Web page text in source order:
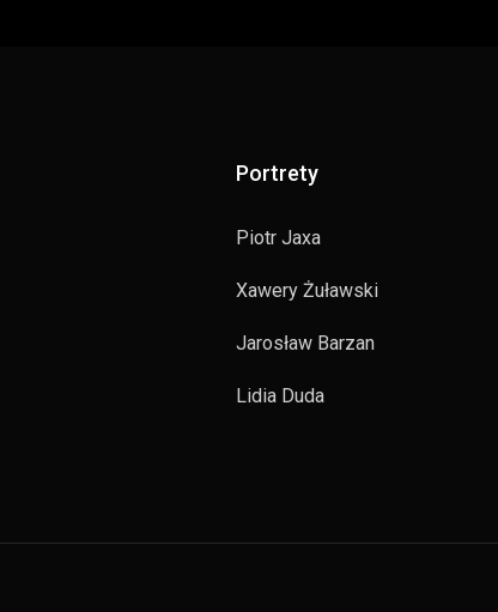
Portrety
Piotr Jaxa
Xawery Żuławski
Jarosław Barzan
Lidia Duda